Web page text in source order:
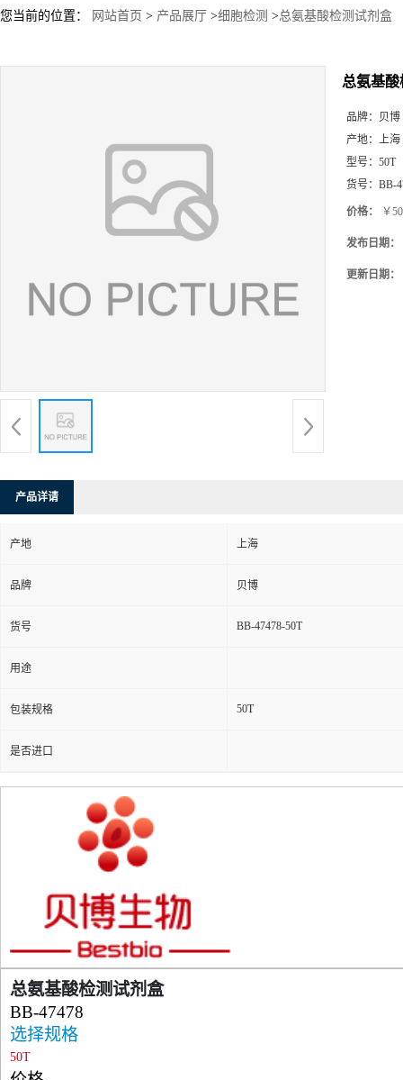
您当前的位置： 网站首页 > 产品展厅 >细胞检测 >总氨基酸检测试剂盒
总氨基
品牌： 贝博
产地： 上海
型号： 50T
货号： BB-
价格： ￥
发布日期：
更新日期：
产品详请
产地 上海
品牌 贝博
货号 BB-47478-50T
用途
包装规格 50T
是否进口
总氨基酸检测试剂盒
BB-47478
选择规格
50T